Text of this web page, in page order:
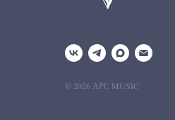
© 2026 АРС MUSIC